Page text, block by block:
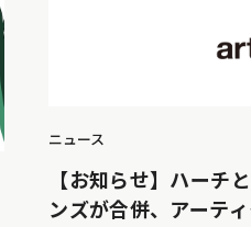
ニュース
【お知らせ】ハーチ
ンズが合併、アーテ